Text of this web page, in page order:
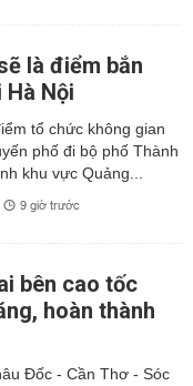
là điểm bắn
Nội
tổ chức không gian
phố đi bộ phố Thành
khu vực Quảng...
9 giờ trước
bên cao tốc
hoàn thành
Đốc - Cần Thơ - Sóc